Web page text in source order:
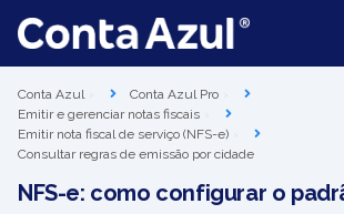
Conta Azul
Conta Azul Pro
Emitir e gerenciar notas fiscais
Emitir nota fiscal de serviço (NFS-e)
Consultar regras de emissão por cidade
NFS-e: como configurar o